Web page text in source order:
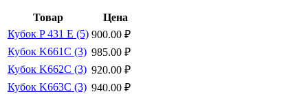
Товар
Цена
Кубок P 431 E (5) 900.00 ₽
Кубок K661C (3) 985.00 ₽
Кубок K662C (3) 920.00 ₽
Кубок K663C (3) 940.00 ₽